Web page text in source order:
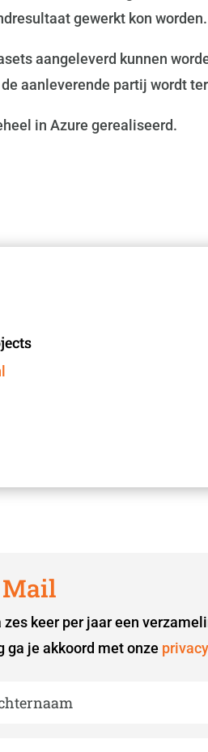
gewerkt kon worden.
aangeleverd kunnen
aanleverende partij wordt
in Azure gerealiseerd.
keer per jaar een
je akkoord met onze